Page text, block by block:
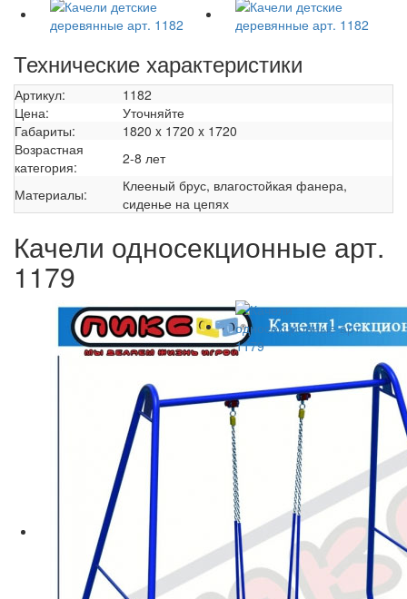
Технические характеристики
Артикул:
1182
Цена:
Уточняйте
Габариты:
1820 x 1720 x 1720
Возрастная
категория:
2-8 лет
Материалы:
Клееный брус, влагостойкая фанера,
сиденье на цепях
Качели односекционные арт.
1179